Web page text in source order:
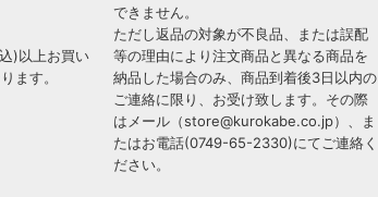
)以上お買い
ます。
できません。
ただし返品の対象が不良品、または誤配
等の理由により注文商品と異なる商品を
納品した場合のみ、商品到着後3日以内の
ご連絡に限り、お受け致します。その際
はメール（store@kurokabe.co.jp）、ま
たはお電話(0749-65-2330)にてご連絡く
ださい。